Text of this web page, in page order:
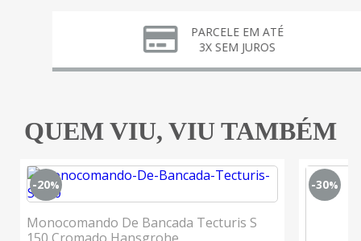
PARCELE EM ATÉ
3X SEM JUROS
QUEM VIU, VIU TAMBÉM
-20%
Monocomando De Bancada Tecturis S
150 Cromado Hansgrohe
-30%